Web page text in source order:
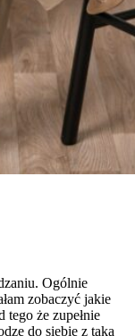
Ogólnie
zobaczyć jakie
tego że zupełnie
do siebie z taką